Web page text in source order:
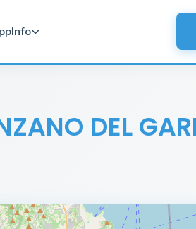
Info
DEL